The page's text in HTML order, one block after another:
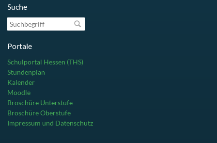
Suche
Suchbegriff
Portale
Schulportal Hessen (THS)
Stundenplan
Kalender
Moodle
Broschüre Unterstufe
Broschüre Oberstufe
Impressum und Datenschutz